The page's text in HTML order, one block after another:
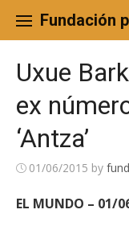
content
Fundación
Uxue
ex
‘Antza’
01/06/2015 by
EL MUNDO – 01/